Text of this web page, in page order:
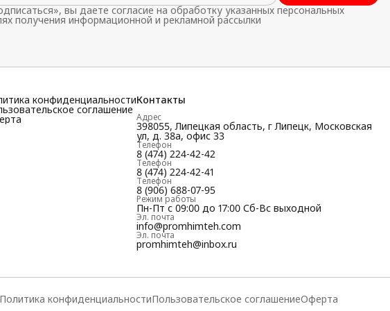
вы даете согласие на обработку указанных персональных
получения информационной и рекламной рассылки
конфиденциальности
соглашение
Контакты
Адрес
398055, Липецкая область, г Липецк, Московская
ул, д. 38а, офис 33
Телефон
8 (474) 224-42-42
Телефон
8 (474) 224-42-41
Телефон
8 (906) 688-07-95
Режим работы
Пн-Пт с 09:00 до 17:00 Сб-Вс выходной
Эл. почта
info@promhimteh.com
Эл. почта
promhimteh@inbox.ru
Политика конфиденциальностиПользовательское соглашениеОферта